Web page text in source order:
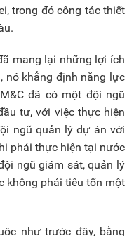
trong đó công tác thiết
mang lại những lợi ích
nó khẳng định năng lực
đã có một đội ngũ
tư, với việc thực hiện
ngũ quản lý dự án với
phải thực hiện tại nước
ngũ giám sát, quản lý
không phải tiêu tốn một
như trước đây, bằng